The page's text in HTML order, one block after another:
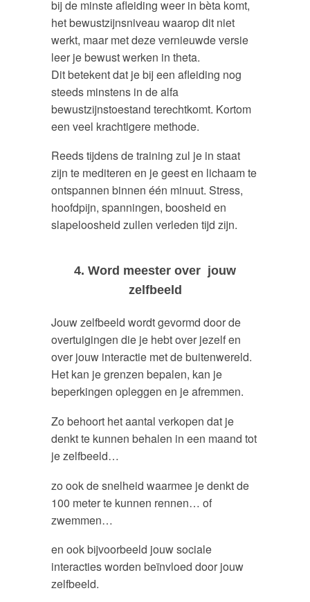
bij de minste afleiding weer in bèta komt,
het bewustzijnsniveau waarop dit niet
werkt, maar met deze vernieuwde versie
leer je bewust werken in theta.
Dit betekent dat je bij een afleiding nog
steeds minstens in de alfa
bewustzijnstoestand terechtkomt. Kortom
een veel krachtigere methode.
Reeds tijdens de training zul je in staat
zijn te mediteren en je geest en lichaam te
ontspannen binnen één minuut. Stress,
hoofdpijn, spanningen, boosheid en
slapeloosheid zullen verleden tijd zijn.
4. Word meester over jouw
zelfbeeld
Jouw zelfbeeld wordt gevormd door de
overtuigingen die je hebt over jezelf en
over jouw interactie met de buitenwereld.
Het kan je grenzen bepalen, kan je
beperkingen opleggen en je afremmen.
Zo behoort het aantal verkopen dat je
denkt te kunnen behalen in een maand tot
je zelfbeeld…
zo ook de snelheid waarmee je denkt de
100 meter te kunnen rennen… of
zwemmen…
en ook bijvoorbeeld jouw sociale
interacties worden beïnvloed door jouw
zelfbeeld.